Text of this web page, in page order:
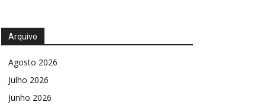
Arquivo
Agosto 2026
Julho 2026
Junho 2026